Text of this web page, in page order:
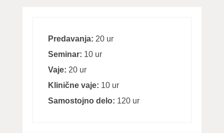
Predavanja: 20 ur
Seminar: 10 ur
Vaje: 20 ur
Klinične vaje: 10 ur
Samostojno delo: 120 ur